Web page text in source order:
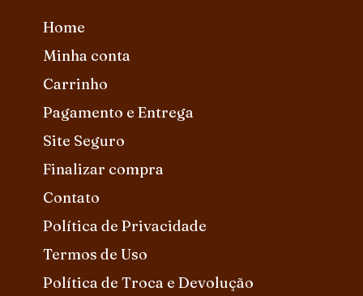
Home
Minha conta
Carrinho
Pagamento e Entrega
Site Seguro
Finalizar compra
Contato
Política de Privacidade
Termos de Uso
Política de Troca e Devolução